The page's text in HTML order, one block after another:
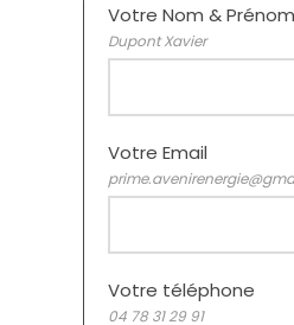
Votre Nom & Prénom
Dupont Xavier
Votre Email
Votre téléphone
04 78 31 29 91